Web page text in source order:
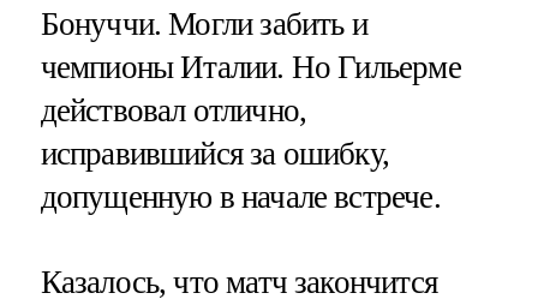
Бонуччи. Могли забить и
чемпионы Италии. Но Гильерме
действовал отлично,
исправившийся за ошибку,
допущенную в начале встрече.
Казалось, что матч закончится